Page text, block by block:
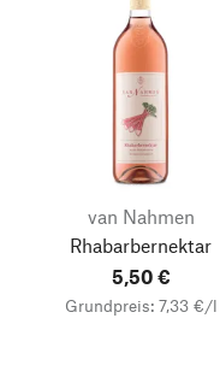
van Nahmen
Rhabarbernektar
5,50 €
Grundpreis: 7,33 €/l